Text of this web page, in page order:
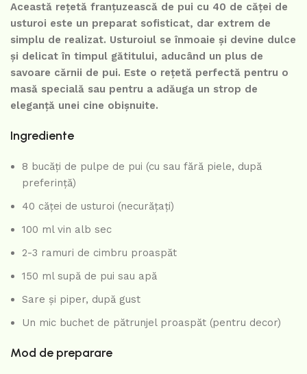
Această rețetă franțuzească de pui cu 40 de căței de
usturoi este un preparat sofisticat, dar extrem de
simplu de realizat. Usturoiul se înmoaie și devine dulce
și delicat în timpul gătitului, aducând un plus de
savoare cărnii de pui. Este o rețetă perfectă pentru o
masă specială sau pentru a adăuga un strop de
eleganță unei cine obișnuite.
Ingrediente
8 bucăți de pulpe de pui (cu sau fără piele, după
preferință)
40 căței de usturoi (necurățați)
100 ml vin alb sec
2-3 ramuri de cimbru proaspăt
150 ml supă de pui sau apă
Sare și piper, după gust
Un mic buchet de pătrunjel proaspăt (pentru decor)
Mod de preparare